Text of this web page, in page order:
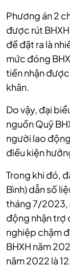
Phương án 2
được rút
đề đặt ra là
mức đóng
tiền nhận
khăn.
Do vậy, đại
nguồn Quỹ
người lao
điều kiện
Trong khi đó,
Bình) dẫn số
tháng 7/2023,
động nhận trợ
nghiệp chậm
BHXH năm
năm 2022 là